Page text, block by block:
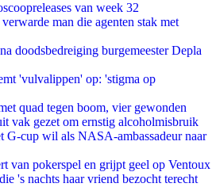
van week 32
man die agenten stak met
doodsbedreiging burgemeester Depla
'vulvalippen' op: 'stigma op
quad tegen boom, vier gewonden
vak gezet om ernstig alcoholmisbruik
G-cup wil als NASA-ambassadeur naar
van pokerspel en grijpt geel op Ventoux
's nachts haar vriend bezocht terecht